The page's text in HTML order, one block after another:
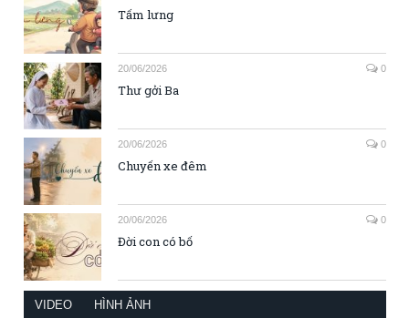
Tấm lưng
20/06/2026 0
Thư gởi Ba
20/06/2026 0
Chuyến xe đêm
20/06/2026 0
Đời con có bố
VIDEO HÌNH ẢNH